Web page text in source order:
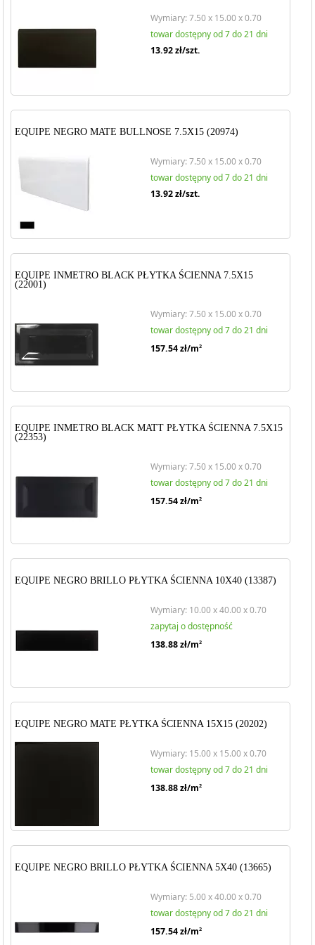
Wymiary: 7.50 x 15.00 x 0.70
towar dostępny od 7 do 21 dni
13.92zł/szt.
EQUIPE NEGRO MATE BULLNOSE 7.5X15 (20974)
Wymiary: 7.50 x 15.00 x 0.70
towar dostępny od 7 do 21 dni
13.92zł/szt.
EQUIPE INMETRO BLACK PŁYTKA ŚCIENNA 7.5X15
(22001)
Wymiary: 7.50 x 15.00 x 0.70
towar dostępny od 7 do 21 dni
157.54zł/m2
EQUIPE INMETRO BLACK MATT PŁYTKA ŚCIENNA 7.5X15
(22353)
Wymiary: 7.50 x 15.00 x 0.70
towar dostępny od 7 do 21 dni
157.54zł/m2
EQUIPE NEGRO BRILLO PŁYTKA ŚCIENNA 10X40 (13387)
Wymiary: 10.00 x 40.00 x 0.70
zapytaj o dostępność
138.88zł/m2
EQUIPE NEGRO MATE PŁYTKA ŚCIENNA 15X15 (20202)
Wymiary: 15.00 x 15.00 x 0.70
towar dostępny od 7 do 21 dni
138.88zł/m2
EQUIPE NEGRO BRILLO PŁYTKA ŚCIENNA 5X40 (13665)
Wymiary: 5.00 x 40.00 x 0.70
towar dostępny od 7 do 21 dni
157.54zł/m2